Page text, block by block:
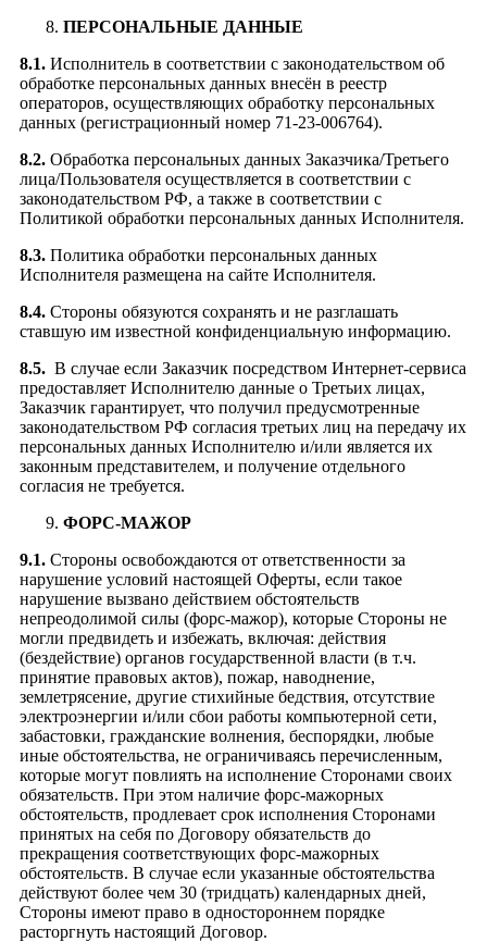
ПЕРСОНАЛЬНЫЕ ДАННЫЕ
8.1. Исполнитель в соответствии с законодательством об
обработке персональных данных внесён в реестр
операторов, осуществляющих обработку персональных
данных (регистрационный номер 71-23-006764).
8.2. Обработка персональных данных Заказчика/Третьего
лица/Пользователя осуществляется в соответствии с
законодательством РФ, а также в соответствии с
Политикой обработки персональных данных Исполнителя.
8.3. Политика обработки персональных данных
Исполнителя размещена на сайте Исполнителя.
8.4. Стороны обязуются сохранять и не разглашать
ставшую им известной конфиденциальную информацию.
8.5. В случае если Заказчик посредством Интернет-сервиса
предоставляет Исполнителю данные о Третьих лицах,
Заказчик гарантирует, что получил предусмотренные
законодательством РФ согласия третьих лиц на передачу их
персональных данных Исполнителю и/или является их
законным представителем, и получение отдельного
согласия не требуется.
ФОРС-МАЖОР
9.1. Стороны освобождаются от ответственности за
нарушение условий настоящей Оферты, если такое
нарушение вызвано действием обстоятельств
непреодолимой силы (форс-мажор), которые Стороны не
могли предвидеть и избежать, включая: действия
(бездействие) органов государственной власти (в т.ч.
принятие правовых актов), пожар, наводнение,
землетрясение, другие стихийные бедствия, отсутствие
электроэнергии и/или сбои работы компьютерной сети,
забастовки, гражданские волнения, беспорядки, любые
иные обстоятельства, не ограничиваясь перечисленным,
которые могут повлиять на исполнение Сторонами своих
обязательств. При этом наличие форс-мажорных
обстоятельств, продлевает срок исполнения Сторонами
принятых на себя по Договору обязательств до
прекращения соответствующих форс-мажорных
обстоятельств. В случае если указанные обстоятельства
действуют более чем 30 (тридцать) календарных дней,
Стороны имеют право в одностороннем порядке
расторгнуть настоящий Договор.